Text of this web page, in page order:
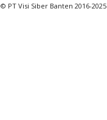
© PT Visi Siber Banten 2016-2025